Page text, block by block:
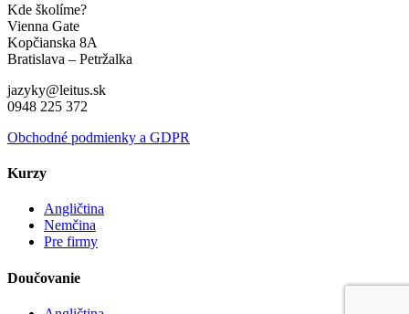
Kde školíme?
Vienna Gate
Kopčianska 8A
Bratislava – Petržalka
jazyky@leitus.sk
0948 225 372
Obchodné podmienky a GDPR
Kurzy
Angličtina
Nemčina
Pre firmy
Doučovanie